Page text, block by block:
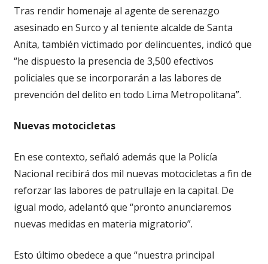
Tras rendir homenaje al agente de serenazgo
asesinado en Surco y al teniente alcalde de Santa
Anita, también victimado por delincuentes, indicó que
“he dispuesto la presencia de 3,500 efectivos
policiales que se incorporarán a las labores de
prevención del delito en todo Lima Metropolitana”.
Nuevas motocicletas
En ese contexto, señaló además que la Policía
Nacional recibirá dos mil nuevas motocicletas a fin de
reforzar las labores de patrullaje en la capital. De
igual modo, adelantó que “pronto anunciaremos
nuevas medidas en materia migratorio”.
Esto último obedece a que “nuestra principal